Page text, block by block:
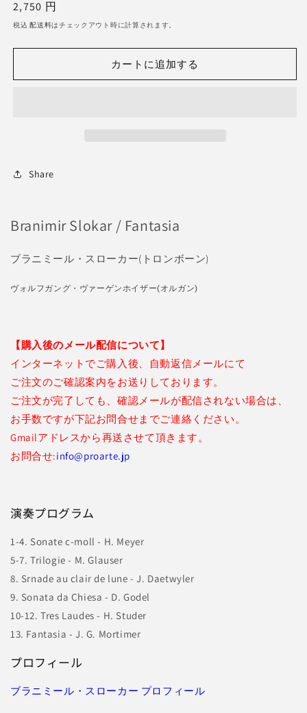
(1)
開
通
常
2,750 円
税込配送料はチェックアウト時に計算されます。
カートに追加する
Share
Branimir Slokar / Fantasia
ブラニミール・スローカー(トロンボーン)
ヴォルフガング・ヴァーゲンホイザー(オルガン)
【購入後のメール配信について】
インターネットでご購入後、自動返信メールにて
ご注文のご確認案内をお送りしております。
ご注文が完了しても、確認メールが配信されない場合は、
お手数ですが下記お問合せまでご連絡ください。
Gmailアドレスから再送させて頂きます。
お問合せ:info@proarte.jp
演奏プログラム
1-4. Sonate c-moll - H. Meyer
5-7. Trilogie - M. Glauser
8. Srnade au clair de lune - J. Daetwyler
9. Sonata da Chiesa - D. Godel
10-12. Tres Laudes - H. Studer
13. Fantasia - J. G. Mortimer
プロフィール
ブラニミール・スローカー プロフィール